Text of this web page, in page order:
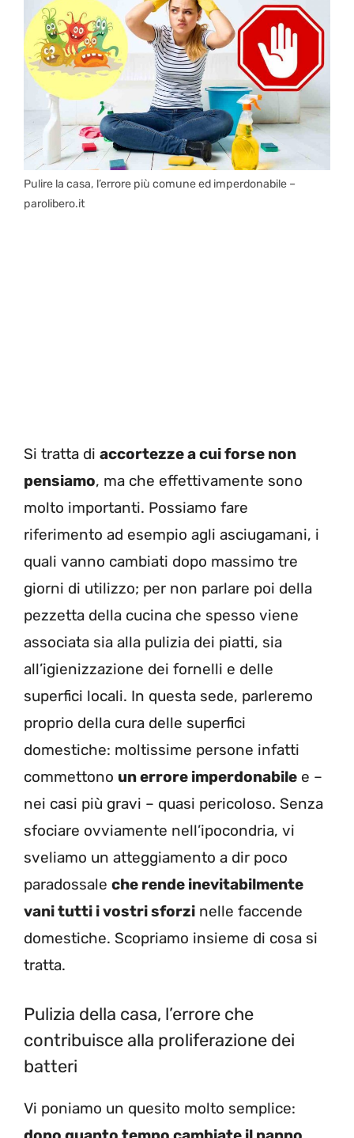
Pulire la casa, l’errore più comune ed imperdonabile –
parolibero.it
Si tratta di accortezze a cui forse non
pensiamo, ma che effettivamente sono
molto importanti. Possiamo fare
riferimento ad esempio agli asciugamani, i
quali vanno cambiati dopo massimo tre
giorni di utilizzo; per non parlare poi della
pezzetta della cucina che spesso viene
associata sia alla pulizia dei piatti, sia
all’igienizzazione dei fornelli e delle
superfici locali. In questa sede, parleremo
proprio della cura delle superfici
domestiche: moltissime persone infatti
commettono un errore imperdonabile e –
nei casi più gravi – quasi pericoloso. Senza
sfociare ovviamente nell’ipocondria, vi
sveliamo un atteggiamento a dir poco
paradossale che rende inevitabilmente
vani tutti i vostri sforzi nelle faccende
domestiche. Scopriamo insieme di cosa si
tratta.
Pulizia della casa, l’errore che
contribuisce alla proliferazione dei
batteri
Vi poniamo un quesito molto semplice: